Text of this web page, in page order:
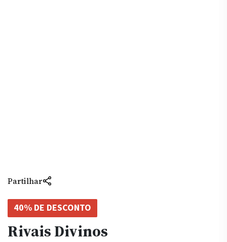
Partilhar
40% DE DESCONTO
Rivais Divinos